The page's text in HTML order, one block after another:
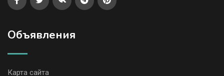
Объявления
Карта сайта